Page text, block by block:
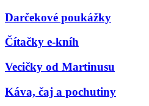
Darčekové poukážky
Čítačky e-kníh
Vecičky od Martinusu
Káva, čaj a pochutiny